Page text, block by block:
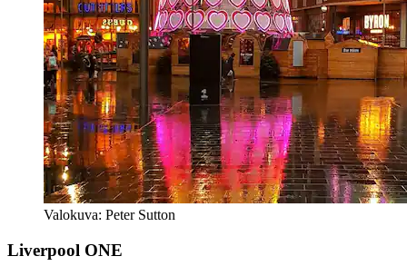
Valokuva: Peter Sutton
Liverpool ONE